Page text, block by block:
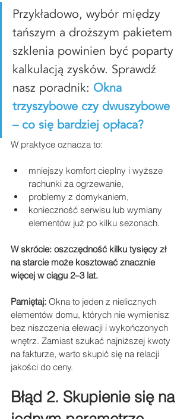
Przykładowo, wybór między
tańszym a droższym pakietem
szklenia powinien być poparty
kalkulacją zysków. Sprawdź
nasz poradnik: Okna
trzyszybowe czy dwuszybowe
– co się bardziej opłaca?
W praktyce oznacza to:
mniejszy komfort cieplny i wyższe
rachunki za ogrzewanie,
problemy z domykaniem,
konieczność serwisu lub wymiany
elementów już po kilku sezonach.
W skrócie: oszczędność kilku tysięcy zł
na starcie może kosztować znacznie
więcej w ciągu 2–3 lat.
Pamiętaj: Okna to jeden z nielicznych
elementów domu, których nie wymienisz
bez niszczenia elewacji i wykończonych
wnętrz. Zamiast szukać najniższej kwoty
na fakturze, warto skupić się na relacji
jakości do ceny.
Błąd 2. Skupienie się na